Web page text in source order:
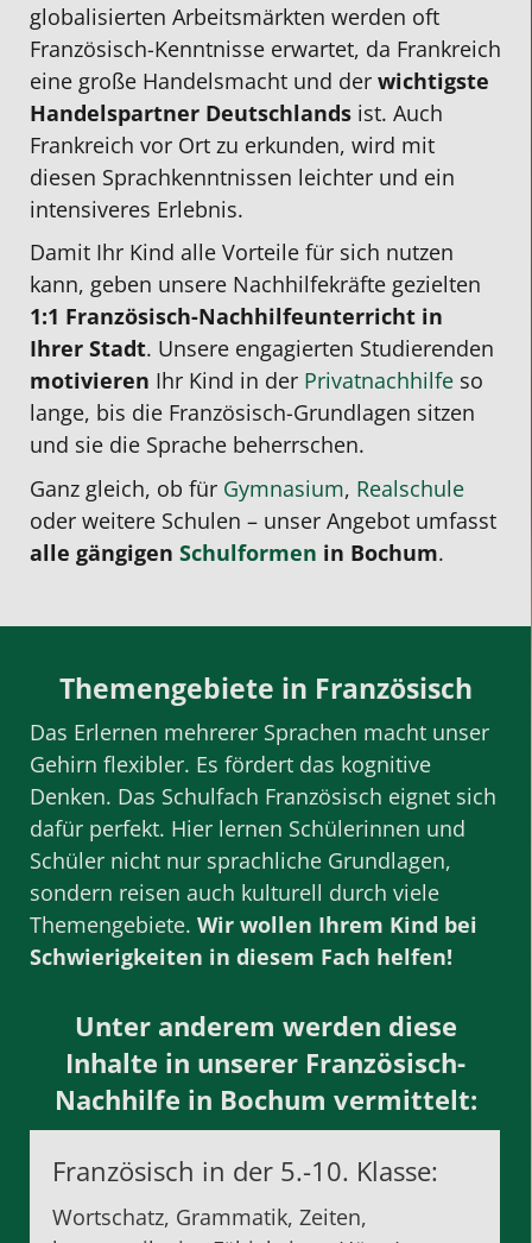
globalisierten Arbeitsmärkten werden oft
Französisch-Kenntnisse erwartet, da Frankreich
eine große Handelsmacht und der wichtigste
Handelspartner Deutschlands ist. Auch
Frankreich vor Ort zu erkunden, wird mit
diesen Sprachkenntnissen leichter und ein
intensiveres Erlebnis.
Damit Ihr Kind alle Vorteile für sich nutzen
kann, geben unsere Nachhilfekräfte gezielten
1:1 Französisch-Nachhilfeunterricht in
Ihrer Stadt. Unsere engagierten Studierenden
motivieren Ihr Kind in der Privatnachhilfe so
lange, bis die Französisch-Grundlagen sitzen
und sie die Sprache beherrschen.
Ganz gleich, ob für Gymnasium, Realschule
oder weitere Schulen – unser Angebot umfasst
alle gängigen Schulformen in Bochum.
Themengebiete in Französisch
Das Erlernen mehrerer Sprachen macht unser
Gehirn flexibler. Es fördert das kognitive
Denken. Das Schulfach Französisch eignet sich
dafür perfekt. Hier lernen Schülerinnen und
Schüler nicht nur sprachliche Grundlagen,
sondern reisen auch kulturell durch viele
Themengebiete. Wir wollen Ihrem Kind bei
Schwierigkeiten in diesem Fach helfen!
Unter anderem werden diese
Inhalte in unserer Französisch-
Nachhilfe in Bochum vermittelt:
Französisch in der 5.-10. Klasse:
Wortschatz, Grammatik, Zeiten,